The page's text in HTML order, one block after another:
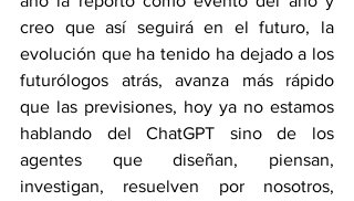
creo que así seguirá en el futuro, la
evolución que ha tenido ha dejado a los
futurólogos atrás, avanza más rápido
que las previsiones, hoy ya no estamos
hablando del ChatGPT sino de los
agentes que diseñan, piensan,
investigan, resuelven por nosotros,